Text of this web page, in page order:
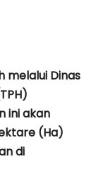
melalui Dinas
ini akan
(Ha)
di